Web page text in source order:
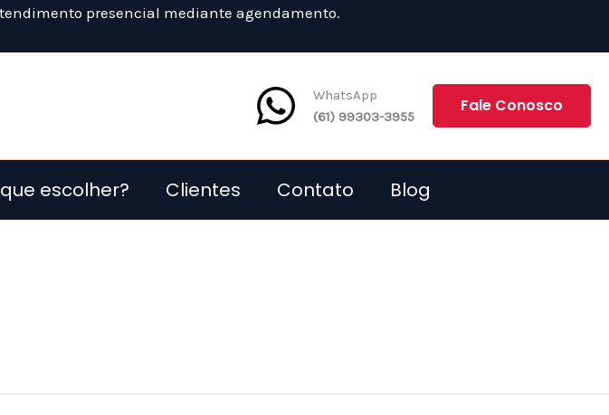
presencial mediante agendamento.
WhatsApp
(61) 99303-3955
Fale Conosco
escolher? Clientes Contato Blog